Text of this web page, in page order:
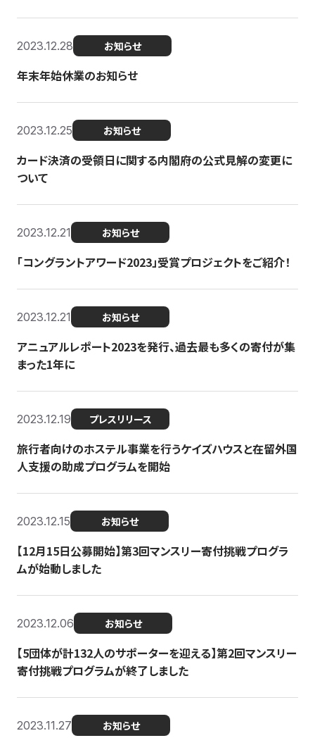
2023.12.28 お知らせ
年末年始休業のお知らせ
2023.12.25 お知らせ
カード決済の受領日に関する内閣府の公式見解の変更に
ついて
2023.12.21 お知らせ
「コングラントアワード2023」受賞プロジェクトをご紹介！
2023.12.21 お知らせ
アニュアルレポート2023を発行、過去最も多くの寄付が集
まった1年に
2023.12.19 プレスリリース
旅行者向けのホステル事業を行うケイズハウスと在留外国
人支援の助成プログラムを開始
2023.12.15 お知らせ
【12月15日公募開始】第3回マンスリー寄付挑戦プログラ
ムが始動しました
2023.12.06 お知らせ
【5団体が計132人のサポーターを迎える】第2回マンスリー
寄付挑戦プログラムが終了しました
2023.11.27 お知らせ